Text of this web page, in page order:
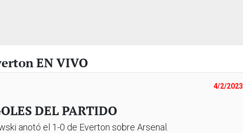
EN VIVO
4/2/2023
DEL PARTIDO
anotó el 1-0 de Everton sobre Arsenal.